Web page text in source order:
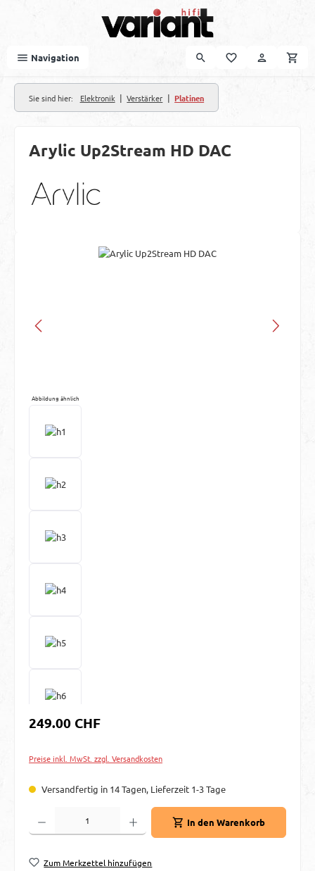
Navigation
Sie sind hier: Elektronik | Verstärker | Platinen
Arylic Up2Stream HD DAC
Bildergalerie überspringen
Abbildung ähnlich
Regulärer Preis:
249.00 CHF
Preise inkl. MwSt. zzgl. Versandkosten
Versandfertig in 14 Tagen, Lieferzeit 1-3 Tage
Produkt Anzahl: Gib den gewünschten Wert ein oder benutze die Schaltflächen
In den Warenkorb
Zum Merkzettel hinzufügen